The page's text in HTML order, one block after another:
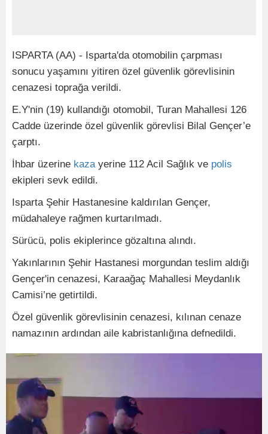
ISPARTA (AA) - Isparta'da otomobilin çarpması
sonucu yaşamını yitiren özel güvenlik görevlisinin
cenazesi toprağa verildi.
E.Y'nin (19) kullandığı otomobil, Turan Mahallesi 126
Cadde üzerinde özel güvenlik görevlisi Bilal Gençer’e
çarptı.
İhbar üzerine kazayerine 112 Acil Sağlık ve polis
ekipleri sevk edildi.
Isparta Şehir Hastanesine kaldırılan Gençer,
müdahaleye rağmen kurtarılmadı.
Sürücü, polis ekiplerince gözaltına alındı.
Yakınlarının Şehir Hastanesi morgundan teslim aldığı
Gençer'in cenazesi, Karaağaç Mahallesi Meydanlık
Camisi’ne getirtildi.
Özel güvenlik görevlisinin cenazesi, kılınan cenaze
namazının ardından aile kabristanlığına defnedildi.